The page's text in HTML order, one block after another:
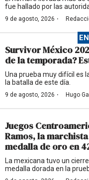
fue hallado por las
9 de agosto, 2026 ·
Survivor México
de la temporada?
Una prueba muy difícil es
la batalla de este día.
9 de agosto, 2026 · Hugo
Juegos
Ramos, la
medalla de oro en
La mexicana tuvo un
medalla dorada en la